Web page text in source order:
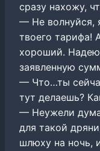
сразу нахожу,
— Не волнуйся,
твоего тарифа!
хороший.
заявленную
— Что…ты
тут делаешь?
— Неужели
для такой
шлюху на ночь,